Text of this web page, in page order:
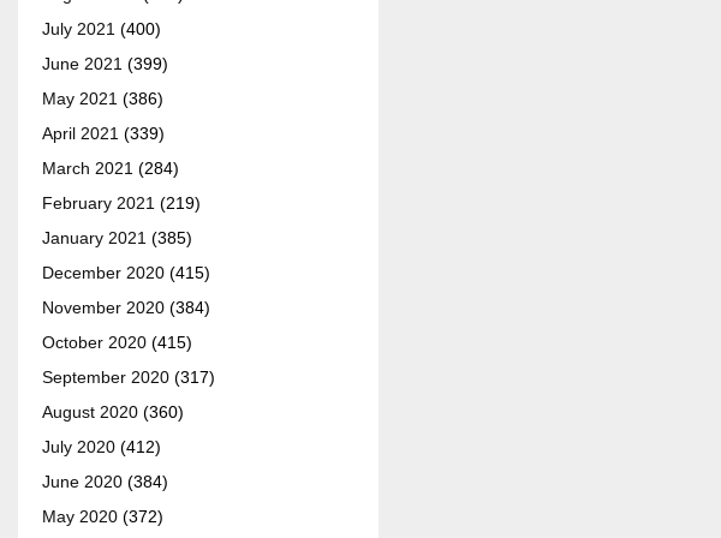
July 2021 (400)
June 2021 (399)
May 2021 (386)
April 2021 (339)
March 2021 (284)
February 2021 (219)
January 2021 (385)
December 2020 (415)
November 2020 (384)
October 2020 (415)
September 2020 (317)
August 2020 (360)
July 2020 (412)
June 2020 (384)
May 2020 (372)